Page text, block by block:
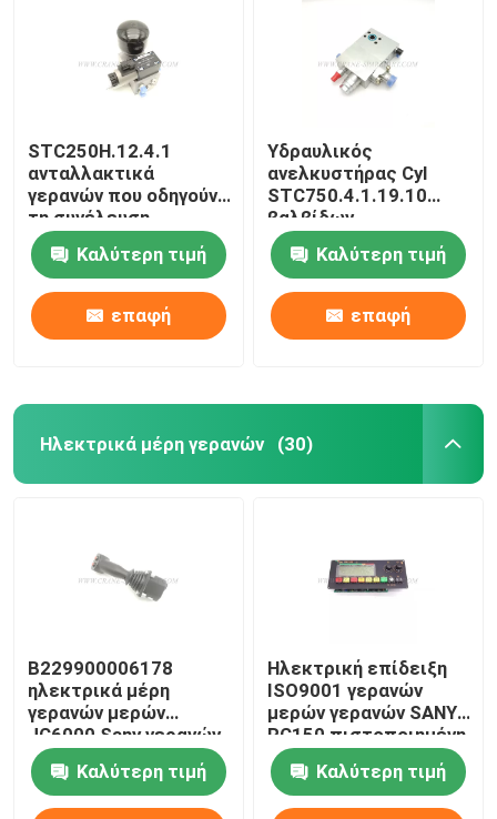
Σχετικά με εμάς
Γύρος εργοστασίων
επαφή
Νέα
STC250H.12.4.1
ανταλλακτικά
γερανών που οδηγούν
τη συνέλευση
βαλβίδων 11179961
Καλύτερη τιμή
επαφή
Υδραυλικός
ανελκυστήρας Cyl
STC750.4.1.19.10
βαλβίδων
αντιστάθμισης
κυλίνδρων 11211177
Καλύτερη τιμή
επαφή
Ηλεκτρικά μέρη γερανών (30)
B229900006178
ηλεκτρικά μέρη
γερανών μερών
JC6000 Sany γερανών
που ενεργοποιούν τη
λαβή Καλύτερη τιμή
Ηλεκτρική επίδειξη
ISO9001 γερανών
μερών γερανών SANY
RC150 πιστοποιημένη
Καλύτερη τιμή